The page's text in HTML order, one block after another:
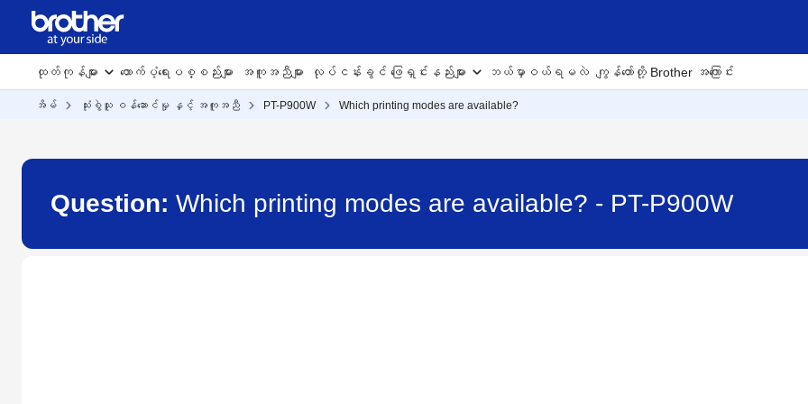
ထုတ်ကုန်များ ထောက်ပံ့ရေးပစ္စည်းများ အကူအညီများ လုပ်ငန်းခွင် ဖြေရှင်းနည်းများ ဘယ်မှာဝယ်ရမလဲ ကျွန်တော်တို့ Brother အကြောင်း
အိမ် သုံးစွဲသူ ဝန်ဆောင်မှု နှင့် အကူအညီ PT-P900W Which printing modes are available?
Question: Which printing modes are available? - PT-P900W